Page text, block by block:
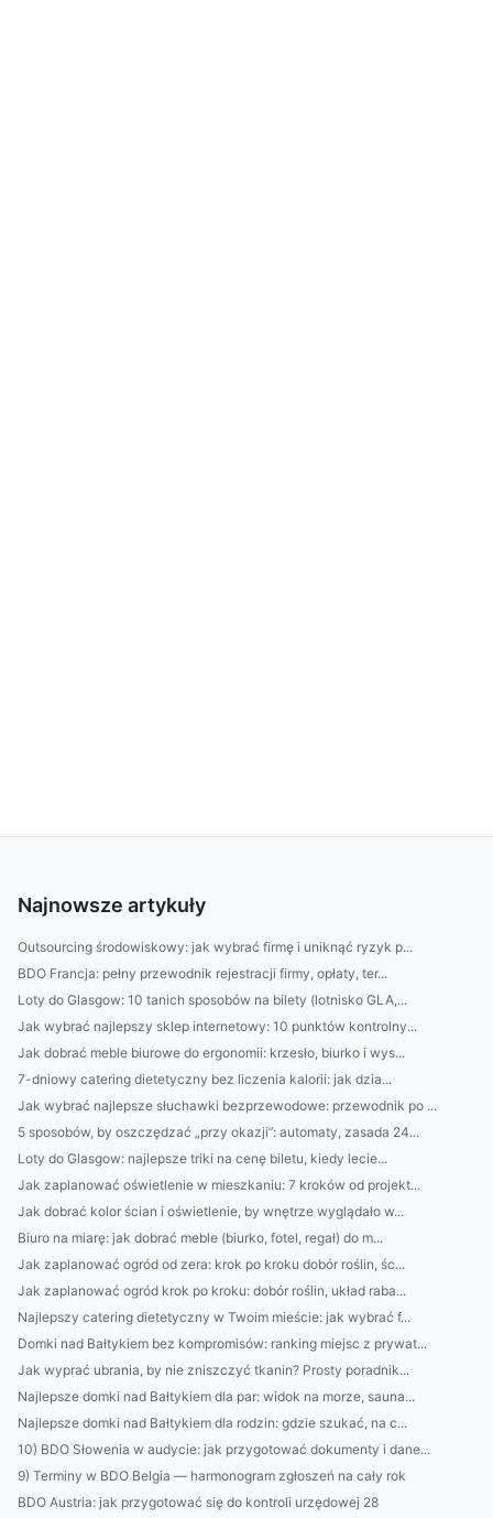
Najnowsze artykuły
Outsourcing środowiskowy: jak wybrać firmę i uniknąć ryzyk p...
BDO Francja: pełny przewodnik rejestracji firmy, opłaty, ter...
Loty do Glasgow: 10 tanich sposobów na bilety (lotnisko GLA,...
Jak wybrać najlepszy sklep internetowy: 10 punktów kontrolny...
Jak dobrać meble biurowe do ergonomii: krzesło, biurko i wys...
7-dniowy catering dietetyczny bez liczenia kalorii: jak dzia...
Jak wybrać najlepsze słuchawki bezprzewodowe: przewodnik po ...
5 sposobów, by oszczędzać „przy okazji”: automaty, zasada 24...
Loty do Glasgow: najlepsze triki na cenę biletu, kiedy lecie...
Jak zaplanować oświetlenie w mieszkaniu: 7 kroków od projekt...
Jak dobrać kolor ścian i oświetlenie, by wnętrze wyglądało w...
Biuro na miarę: jak dobrać meble (biurko, fotel, regał) do m...
Jak zaplanować ogród od zera: krok po kroku dobór roślin, śc...
Jak zaplanować ogród krok po kroku: dobór roślin, układ raba...
Najlepszy catering dietetyczny w Twoim mieście: jak wybrać f...
Domki nad Bałtykiem bez kompromisów: ranking miejsc z prywat...
Jak wyprać ubrania, by nie zniszczyć tkanin? Prosty poradnik...
Najlepsze domki nad Bałtykiem dla par: widok na morze, sauna...
Najlepsze domki nad Bałtykiem dla rodzin: gdzie szukać, na c...
10) BDO Słowenia w audycie: jak przygotować dokumenty i dane...
9) Terminy w BDO Belgia — harmonogram zgłoszeń na cały rok
BDO Austria: jak przygotować się do kontroli urzędowej 28